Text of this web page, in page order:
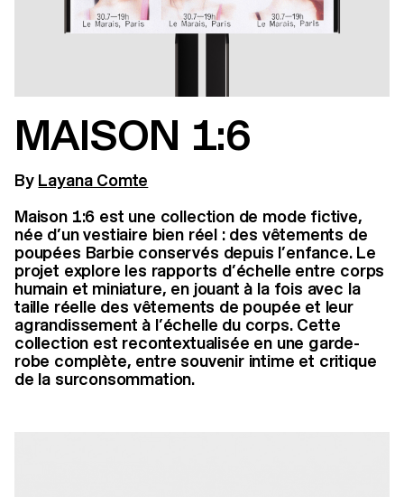
MAISON 1:6
By Layana Comte
Maison 1:6 est une collection de mode fictive,
née d’un vestiaire bien réel : des vêtements de
poupées Barbie conservés depuis l’enfance. Le
projet explore les rapports d’échelle entre corps
humain et miniature, en jouant à la fois avec la
taille réelle des vêtements de poupée et leur
agrandissement à l’échelle du corps. Cette
collection est recontextualisée en une garde-
robe complète, entre souvenir intime et critique
de la surconsommation.